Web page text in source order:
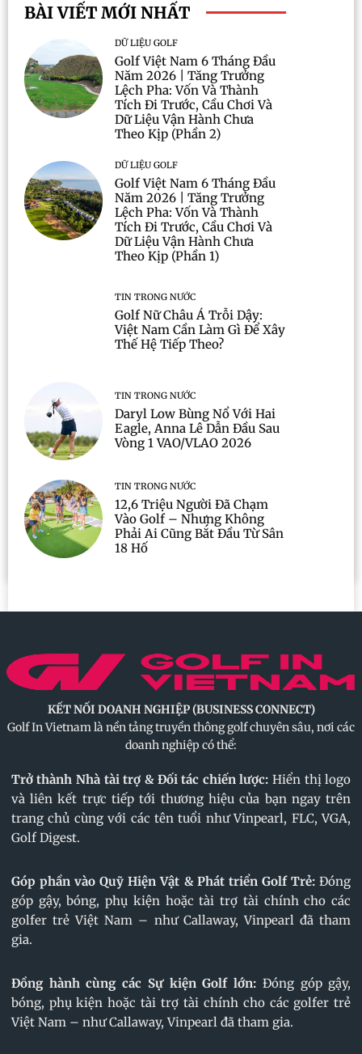
BÀI VIẾT MỚI NHẤT
DỮ LIỆU GOLF
Golf Việt Nam 6 Tháng Đầu
Năm 2026 | Tăng Trưởng
Lệch Pha: Vốn Và Thành
Tích Đi Trước, Cầu Chơi Và
Dữ Liệu Vận Hành Chưa
Theo Kịp (Phần 2)
DỮ LIỆU GOLF
Golf Việt Nam 6 Tháng Đầu
Năm 2026 | Tăng Trưởng
Lệch Pha: Vốn Và Thành
Tích Đi Trước, Cầu Chơi Và
Dữ Liệu Vận Hành Chưa
Theo Kịp (Phần 1)
TIN TRONG NƯỚC
Golf Nữ Châu Á Trỗi Dậy:
Việt Nam Cần Làm Gì Để Xây
Thế Hệ Tiếp Theo?
TIN TRONG NƯỚC
Daryl Low Bùng Nổ Với Hai
Eagle, Anna Lê Dẫn Đầu Sau
Vòng 1 VAO/VLAO 2026
TIN TRONG NƯỚC
12,6 Triệu Người Đã Chạm
Vào Golf – Nhưng Không
Phải Ai Cũng Bắt Đầu Từ Sân
18 Hố
KẾT NỐI DOANH NGHIỆP (BUSINESS CONNECT)
Golf In Vietnam là nền tảng truyền thông golf chuyên sâu, nơi các
doanh nghiệp có thể:
Trở thành Nhà tài trợ & Đối tác chiến lược: Hiển thị logo
và liên kết trực tiếp tới thương hiệu của bạn ngay trên
trang chủ cùng với các tên tuổi như Vinpearl, FLC, VGA,
Golf Digest.
Góp phần vào Quỹ Hiện Vật & Phát triển Golf Trẻ: Đóng
góp gậy, bóng, phụ kiện hoặc tài trợ tài chính cho các
golfer trẻ Việt Nam – như Callaway, Vinpearl đã tham
gia.
Đồng hành cùng các Sự kiện Golf lớn: Đóng góp gậy,
bóng, phụ kiện hoặc tài trợ tài chính cho các golfer trẻ
Việt Nam – như Callaway, Vinpearl đã tham gia.